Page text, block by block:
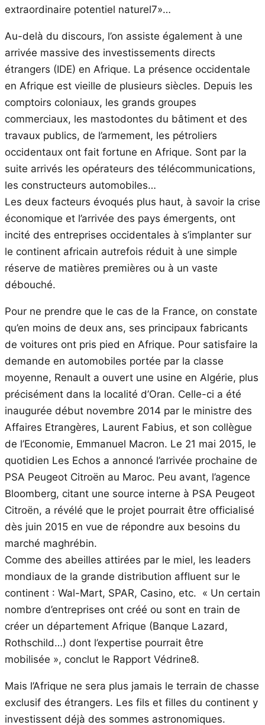
extraordinaire potentiel naturel7»…
Au-delà du discours, l’on assiste également à une
arrivée massive des investissements directs
étrangers (IDE) en Afrique. La présence occidentale
en Afrique est vieille de plusieurs siècles. Depuis les
comptoirs coloniaux, les grands groupes
commerciaux, les mastodontes du bâtiment et des
travaux publics, de l’armement, les pétroliers
occidentaux ont fait fortune en Afrique. Sont par la
suite arrivés les opérateurs des télécommunications,
les constructeurs automobiles…
Les deux facteurs évoqués plus haut, à savoir la crise
économique et l’arrivée des pays émergents, ont
incité des entreprises occidentales à s’implanter sur
le continent africain autrefois réduit à une simple
réserve de matières premières ou à un vaste
débouché.
Pour ne prendre que le cas de la France, on constate
qu’en moins de deux ans, ses principaux fabricants
de voitures ont pris pied en Afrique. Pour satisfaire la
demande en automobiles portée par la classe
moyenne, Renault a ouvert une usine en Algérie, plus
précisément dans la localité d’Oran. Celle-ci a été
inaugurée début novembre 2014 par le ministre des
Affaires Etrangères, Laurent Fabius, et son collègue
de l’Economie, Emmanuel Macron. Le 21 mai 2015, le
quotidien Les Echos a annoncé l’arrivée prochaine de
PSA Peugeot Citroën au Maroc. Peu avant, l’agence
Bloomberg, citant une source interne à PSA Peugeot
Citroën, a révélé que le projet pourrait être officialisé
dès juin 2015 en vue de répondre aux besoins du
marché maghrébin.
Comme des abeilles attirées par le miel, les leaders
mondiaux de la grande distribution affluent sur le
continent : Wal-Mart, SPAR, Casino, etc. « Un certain
nombre d’entreprises ont créé ou sont en train de
créer un département Afrique (Banque Lazard,
Rothschild…) dont l’expertise pourrait être
mobilisée », conclut le Rapport Védrine8.
Mais l’Afrique ne sera plus jamais le terrain de chasse
exclusif des étrangers. Les fils et filles du continent y
investissent déjà des sommes astronomiques.